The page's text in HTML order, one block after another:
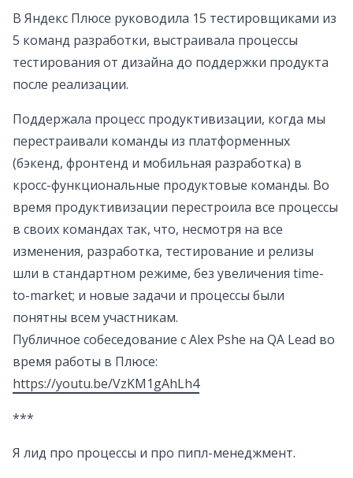
В Яндекс Плюсе руководила 15 тестировщиками из
5 команд разработки, выстраивала процессы
тестирования от дизайна до поддержки продукта
после реализации.
Поддержала процесс продуктивизации, когда мы
перестраивали команды из платформенных
(бэкенд, фронтенд и мобильная разработка) в
кросс-функциональные продуктовые команды. Во
время продуктивизации перестроила все процессы
в своих командах так, что, несмотря на все
изменения, разработка, тестирование и релизы
шли в стандартном режиме, без увеличения time-
to-market; и новые задачи и процессы были
понятны всем участникам.
Публичное собеседование с Alex Pshe на QA Lead во
время работы в Плюсе:
https://youtu.be/VzKM1gAhLh4
***
Я лид про процессы и про пипл-менеджмент.